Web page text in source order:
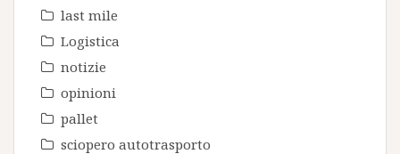
last mile
Logistica
notizie
opinioni
pallet
sciopero autotrasporto